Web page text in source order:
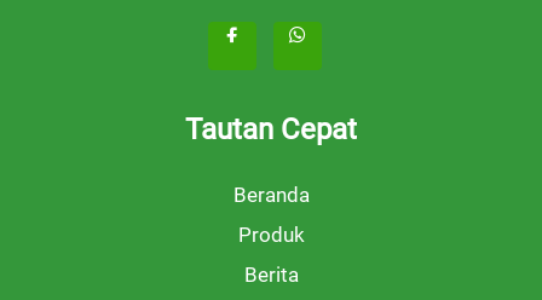
Tautan Cepat
Beranda
Produk
Berita